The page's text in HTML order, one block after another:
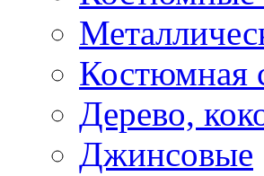
Костюмная
Дерево,
Джинсовые